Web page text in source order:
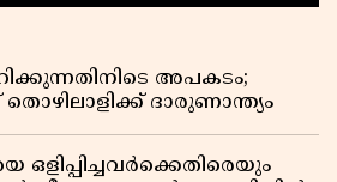
അപകടം;
ദാരുണാന്ത്യം